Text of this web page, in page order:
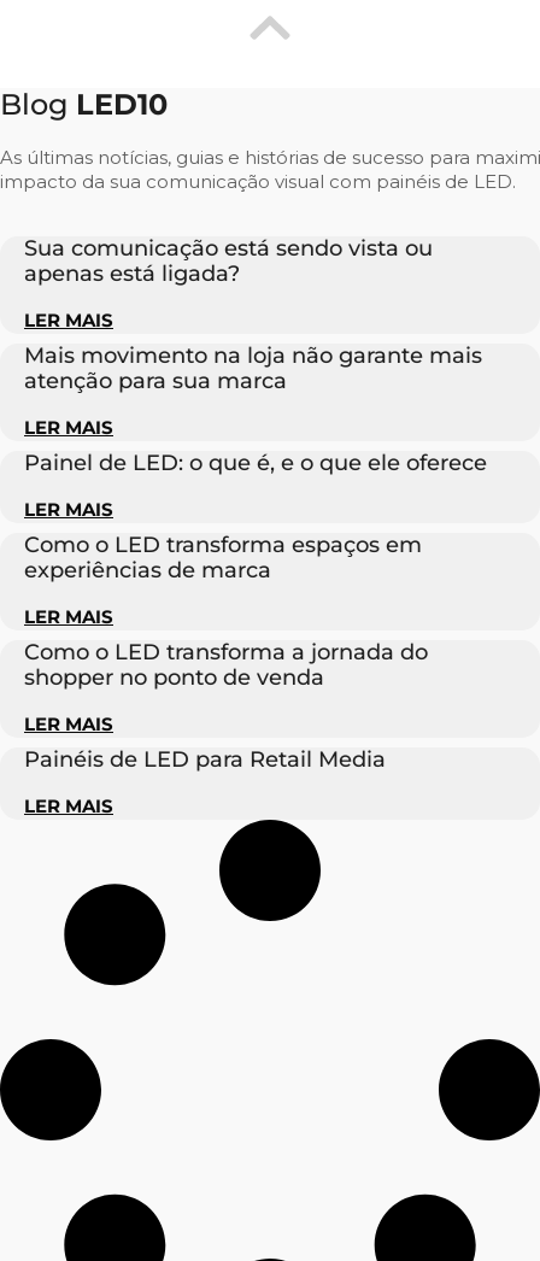
Blog LED10
As últimas notícias, guias e histórias de sucesso para
impacto da sua comunicação visual com painéis de LED.
Sua comunicação está sendo vista ou
apenas está ligada?
LER MAIS
Mais movimento na loja não garante mais
atenção para sua marca
LER MAIS
Painel de LED: o que é, e o que ele oferece
LER MAIS
Como o LED transforma espaços em
experiências de marca
LER MAIS
Como o LED transforma a jornada do
shopper no ponto de venda
LER MAIS
Painéis de LED para Retail Media
LER MAIS